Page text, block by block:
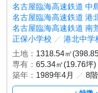
名古屋臨海高速鉄道 中
名古屋臨海高速鉄道 港
名古屋臨海高速鉄道 南
正保小学校 ／ 港北中学
土地： 1318.54㎡
専有：65.34㎡(19.76坪)
築年： 1989年4月 ／ 8階